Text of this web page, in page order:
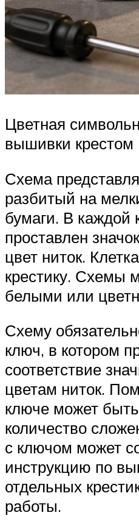
Цветная
вышивки крестом
Схема
разбитый на
бумаги. В каждой
проставлен
цвет ниток.
крестику. Схемы
белыми или
Схему
ключ, в котором
соответствие
цветам ниток.
ключе может
количество
с ключом может
инструкцию по
отдельных
работы.